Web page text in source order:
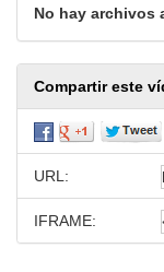
No hay archivos
Compartir este
URL:
IFRAME: